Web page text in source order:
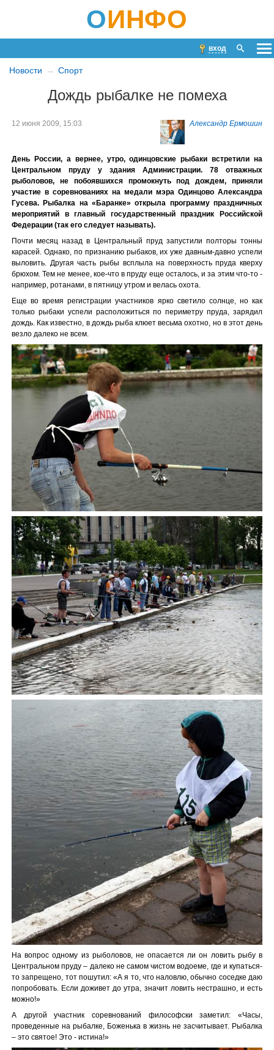
ОИНФО
вход
Новости Спорт
Дождь рыбалке не помеха
Александр Ермошин
12 июня 2009, 15:03
День России, а вернее, утро, одинцовские рыбаки встретили на
Центральном пруду у здания Администрации. 78 отважных
рыболовов, не побоявшихся промокнуть под дождем, приняли
участие в соревнованиях на медали мэра Одинцово Александра
Гусева. Рыбалка на «Баранке» открыла программу праздничных
мероприятий в главный государственный праздник Российской
Федерации (так его следует называть).
Почти месяц назад в Центральный пруд запустили полторы тонны
карасей. Однако, по признанию рыбаков, их уже давным-давно успели
выловить. Другая часть рыбы всплыла на поверхность пруда кверху
брюхом. Тем не менее, кое-что в пруду еще осталось, и за этим что-то -
например, ротанами, в пятницу утром и велась охота.
Еще во время регистрации участников ярко светило солнце, но как
только рыбаки успели расположиться по периметру пруда, зарядил
дождь. Как известно, в дождь рыба клюет весьма охотно, но в этот день
везло далеко не всем.
На вопрос одному из рыболовов, не опасается ли он ловить рыбу в
Центральном пруду – далеко не самом чистом водоеме, где и купаться-
то запрещено, тот пошутил: «А я то, что наловлю, обычно соседке даю
попробовать. Если доживет до утра, значит ловить нестрашно, и есть
можно!»
А другой участник соревнований философски заметил: «Часы,
проведенные на рыбалке, Боженька в жизнь не засчитывает. Рыбалка
– это святое! Это - истина!»